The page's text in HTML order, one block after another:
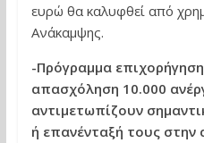
ευρώ θα καλυφθεί από
Ανάκαμψης.
-Πρόγραμμα
απασχόληση 10.000
αντιμετωπίζουν
ή επανένταξή τους στην